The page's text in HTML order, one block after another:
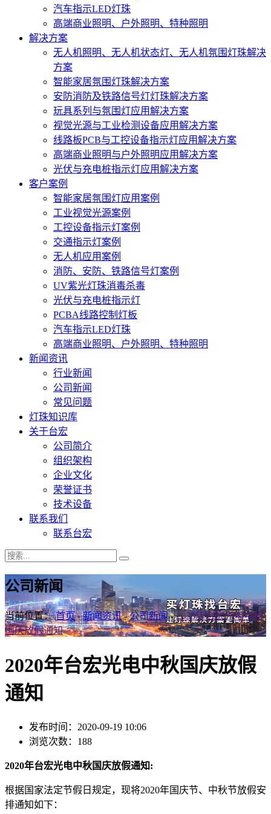
汽车指示LED灯珠
高端商业照明、户外照明、特种照明
解决方案
无人机照明、无人机状态灯、无人机氛围灯珠解决
方案
智能家居氛围灯珠解决方案
安防消防及铁路信号灯灯珠解决方案
玩具系列与氛围灯应用解决方案
视觉光源与工业检测设备应用解决方案
线路板PCB与工控设备指示灯应用解决方案
高端商业照明与户外照明应用解决方案
光伏与充电桩指示灯应用解决方案
客户案例
智能家居氛围灯应用案例
工业视觉光源案例
工控设备指示灯案例
交通指示灯案例
无人机应用案例
消防、安防、铁路信号灯案例
UV紫光灯珠消毒杀毒
光伏与充电桩指示灯
PCBA线路控制灯板
汽车指示LED灯珠
高端商业照明、户外照明、特种照明
新闻资讯
行业新闻
公司新闻
常见问题
灯珠知识库
关于台宏
公司简介
组织架构
企业文化
荣誉证书
技术设备
联系我们
联系台宏
公司新闻
当前位置：首页-新闻资讯-公司新闻-2020年台宏光电中秋
国庆放假通知
2020年台宏光电中秋国庆放假
通知
发布时间：2020-09-19 10:06
浏览次数：188
2020年台宏光电中秋国庆放假通知:
根据国家法定节假日规定，现将2020年国庆节、中秋节放假安
排通知如下：